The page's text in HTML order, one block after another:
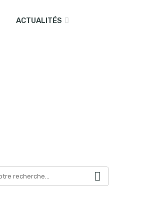
ACTUALITÉS